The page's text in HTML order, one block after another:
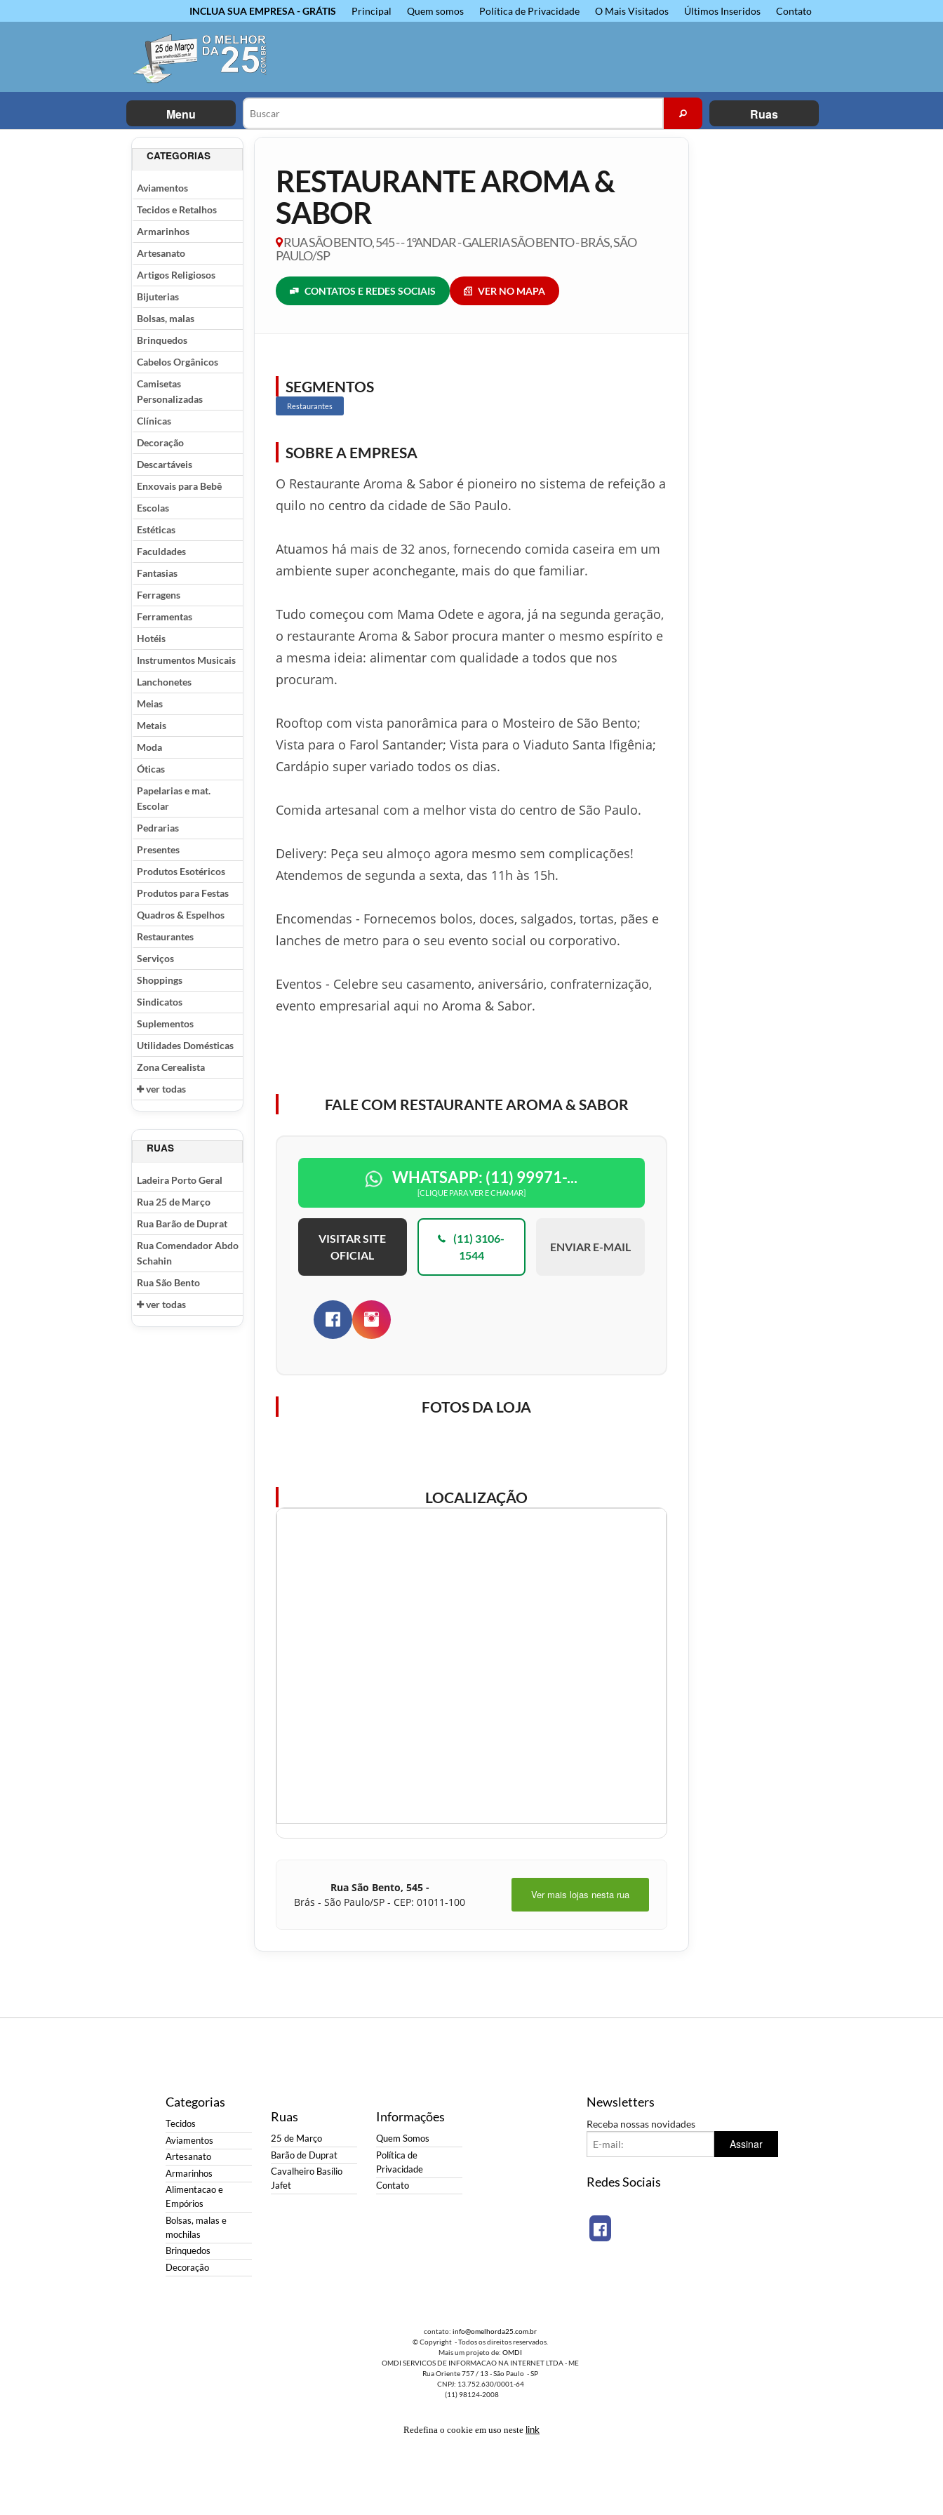
INCLUA SUA EMPRESA - GRÁTIS Principal Quem somos Política de Privacidade O Mais Visitados Últimos Inseridos Contato
Menu Ruas
CATEGORIAS
Aviamentos
Tecidos e Retalhos
Armarinhos
Artesanato
Artigos Religiosos
Bijuterias
Bolsas, malas
Brinquedos
Cabelos Orgânicos
Camisetas
Personalizadas
Clínicas
Decoração
Descartáveis
Enxovais para Bebê
Escolas
Estéticas
Faculdades
Fantasias
Ferragens
Ferramentas
Hotéis
Instrumentos Musicais
Lanchonetes
Meias
Metais
Moda
Óticas
Papelarias e mat.
Escolar
Pedrarias
Presentes
Produtos Esotéricos
Produtos para Festas
Quadros & Espelhos
Restaurantes
Serviços
Shoppings
Sindicatos
Suplementos
Utilidades Domésticas
Zona Cerealista
ver todas
RUAS
Ladeira Porto Geral
Rua 25 de Março
Rua Barão de Duprat
Rua Comendador Abdo
Schahin
Rua São Bento
ver todas
RESTAURANTE AROMA &
SABOR
RUA SÃO BENTO, 545 - - 1°ANDAR - GALERIA SÃO BENTO - BRÁS, SÃO
PAULO/SP
CONTATOS E REDES SOCIAIS VER NO MAPA
SEGMENTOS
Restaurantes
SOBRE A EMPRESA
O Restaurante Aroma & Sabor é pioneiro no sistema de refeição a
quilo no centro da cidade de São Paulo.
Atuamos há mais de 32 anos, fornecendo comida caseira em um
ambiente super aconchegante, mais do que familiar.
Tudo começou com Mama Odete e agora, já na segunda geração,
o restaurante Aroma & Sabor procura manter o mesmo espírito e
a mesma ideia: alimentar com qualidade a todos que nos
procuram.
Rooftop com vista panorâmica para o Mosteiro de São Bento;
Vista para o Farol Santander; Vista para o Viaduto Santa Ifigênia;
Cardápio super variado todos os dias.
Comida artesanal com a melhor vista do centro de São Paulo.
Delivery: Peça seu almoço agora mesmo sem complicações!
Atendemos de segunda a sexta, das 11h às 15h.
Encomendas - Fornecemos bolos, doces, salgados, tortas, pães e
lanches de metro para o seu evento social ou corporativo.
Eventos - Celebre seu casamento, aniversário, confraternização,
evento empresarial aqui no Aroma & Sabor.
FALE COM RESTAURANTE AROMA & SABOR
WHATSAPP: (11) 99971-...
[CLIQUE PARA VER E CHAMAR]
VISITAR SITE
OFICIAL
(11) 3106-
1544
ENVIAR E-MAIL
FOTOS DA LOJA
LOCALIZAÇÃO
Rua São Bento, 545 -
Brás - São Paulo/SP - CEP: 01011-100
Ver mais lojas nesta rua
Categorias
Tecidos
Aviamentos
Artesanato
Armarinhos
Alimentacao e
Empórios
Bolsas, malas e
mochilas
Brinquedos
Decoração
Ruas
25 de Março
Barão de Duprat
Cavalheiro Basílio
Jafet
Informações
Quem Somos
Política de
Privacidade
Contato
Newsletters
Receba nossas novidades
Assinar
Redes Sociais
contato: info@omelhorda25.com.br
© Copyright - Todos os direitos reservados.
Mais um projeto de: OMDI
OMDI SERVICOS DE INFORMACAO NA INTERNET LTDA - ME
Rua Oriente 757 / 13 - São Paulo - SP
CNPJ: 13.752.630/0001-64
(11) 98124-2008
Redefina o cookie em uso neste link